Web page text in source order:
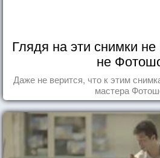
Глядя на эти снимки не
не
Даже не верится, что к этим
мастера